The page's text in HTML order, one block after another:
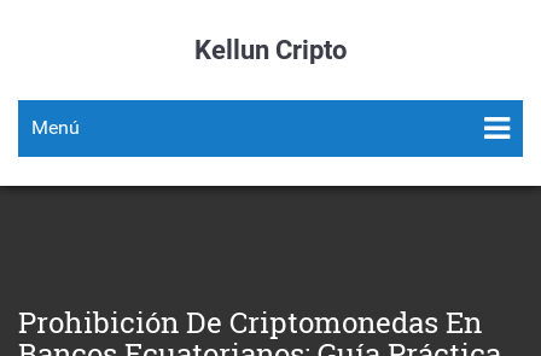
Kellun Cripto
Menú
Prohibición De Criptomonedas En